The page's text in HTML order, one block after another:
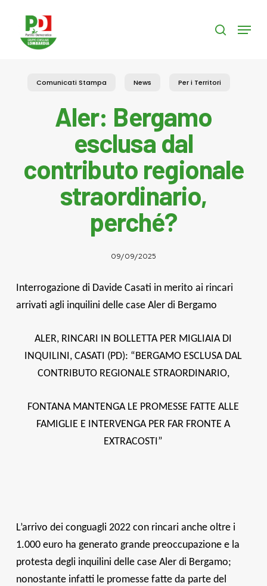
content
search
Menu
Comunicati Stampa News Per i Territori
Aler: Bergamo
esclusa dal
contributo regionale
straordinario,
perché?
09/09/2025
Interrogazione di Davide Casati in merito ai rincari
arrivati agli inquilini delle case Aler di Bergamo
ALER, RINCARI IN BOLLETTA PER MIGLIAIA DI
INQUILINI, CASATI (PD): “BERGAMO ESCLUSA DAL
CONTRIBUTO REGIONALE STRAORDINARIO,
FONTANA MANTENGA LE PROMESSE FATTE ALLE
FAMIGLIE E INTERVENGA PER FAR FRONTE A
EXTRACOSTI”
L’arrivo dei conguagli 2022 con rincari anche oltre i
1.000 euro ha generato grande preoccupazione e la
protesta degli inquilini delle case Aler di Bergamo;
nonostante infatti le promesse fatte da parte del